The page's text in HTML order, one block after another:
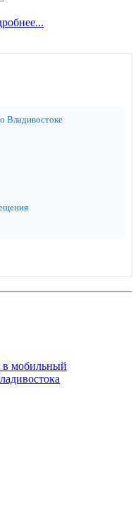
Владивостоке
в мобильный